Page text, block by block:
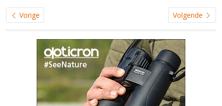
Vorige Volgende